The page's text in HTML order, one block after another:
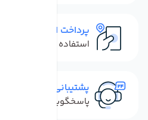
پرداخت امن
استفاده از روش‌های
پشتیبانی سریع
پاسخگویی سریع به